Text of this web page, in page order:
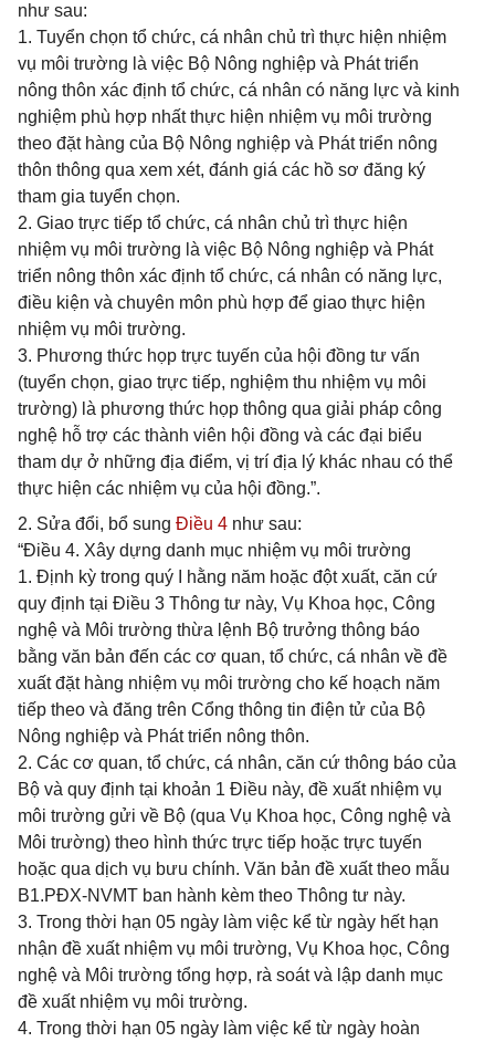
như sau:
1. Tuyển chọn tổ chức, cá nhân chủ trì thực hiện nhiệm
vụ môi trường là việc Bộ Nông nghiệp và Phát triển
nông thôn xác định tổ chức, cá nhân có năng lực và kinh
nghiệm phù hợp nhất thực hiện nhiệm vụ môi trường
theo đặt hàng của Bộ Nông nghiệp và Phát triển nông
thôn thông qua xem xét, đánh giá các hồ sơ đăng ký
tham gia tuyển chọn.
2. Giao trực tiếp tổ chức, cá nhân chủ trì thực hiện
nhiệm vụ môi trường là việc Bộ Nông nghiệp và Phát
triển nông thôn xác định tổ chức, cá nhân có năng lực,
điều kiện và chuyên môn phù hợp để giao thực hiện
nhiệm vụ môi trường.
3. Phương thức họp trực tuyến của hội đồng tư vấn
(tuyển chọn, giao trực tiếp, nghiệm thu nhiệm vụ môi
trường) là phương thức họp thông qua giải pháp công
nghệ hỗ trợ các thành viên hội đồng và các đại biểu
tham dự ở những địa điểm, vị trí địa lý khác nhau có thể
thực hiện các nhiệm vụ của hội đồng.”.
2. Sửa đổi, bổ sung Điều 4 như sau:
“Điều 4. Xây dựng danh mục nhiệm vụ môi trường
1. Định kỳ trong quý I hằng năm hoặc đột xuất, căn cứ
quy định tại Điều 3 Thông tư này, Vụ Khoa học, Công
nghệ và Môi trường thừa lệnh Bộ trưởng thông báo
bằng văn bản đến các cơ quan, tổ chức, cá nhân về đề
xuất đặt hàng nhiệm vụ môi trường cho kế hoạch năm
tiếp theo và đăng trên Cổng thông tin điện tử của Bộ
Nông nghiệp và Phát triển nông thôn.
2. Các cơ quan, tổ chức, cá nhân, căn cứ thông báo của
Bộ và quy định tại khoản 1 Điều này, đề xuất nhiệm vụ
môi trường gửi về Bộ (qua Vụ Khoa học, Công nghệ và
Môi trường) theo hình thức trực tiếp hoặc trực tuyến
hoặc qua dịch vụ bưu chính. Văn bản đề xuất theo mẫu
B1.PĐX-NVMT ban hành kèm theo Thông tư này.
3. Trong thời hạn 05 ngày làm việc kể từ ngày hết hạn
nhận đề xuất nhiệm vụ môi trường, Vụ Khoa học, Công
nghệ và Môi trường tổng hợp, rà soát và lập danh mục
đề xuất nhiệm vụ môi trường.
4. Trong thời hạn 05 ngày làm việc kể từ ngày hoàn